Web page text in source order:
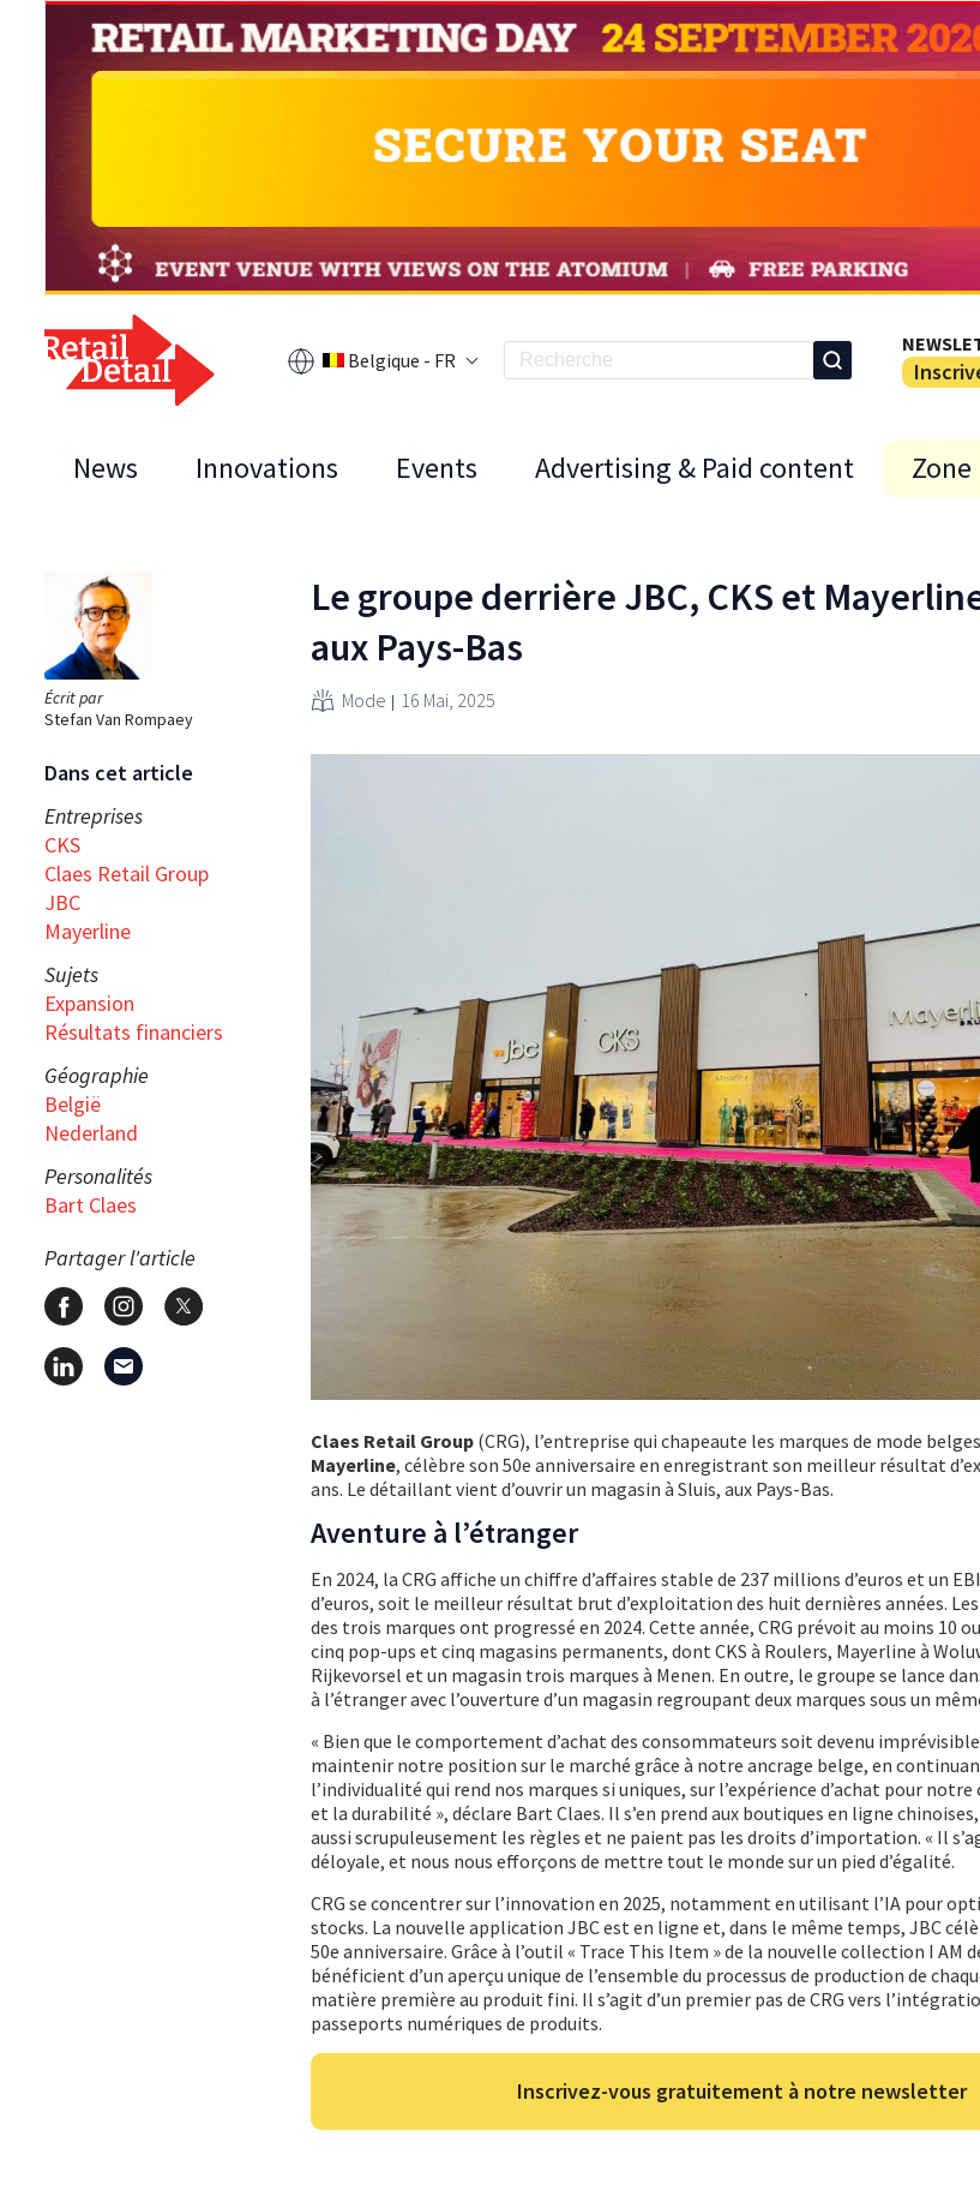
Belgique - FR
News Innovations Events Advertising & Paid content
Écrit par
Stefan Van Rompaey
Dans cet article
Entreprises
CKS
Claes Retail Group
JBC
Mayerline
Sujets
Expansion
Résultats financiers
Géographie
België
Nederland
Personalités
Bart Claes
Partager l'article
Le groupe derrière JBC, CKS et
aux Pays-Bas
Mode 16 Mai, 2025
Claes Retail Group (CRG), l’entreprise qui chapeaute les marques de mode belges
Mayerline, célèbre son 50e anniversaire en enregistrant son meilleur résultat
ans. Le détaillant vient d’ouvrir un magasin à Sluis, aux Pays-Bas.
Aventure à l’étranger
En 2024, la CRG affiche un chiffre d’affaires stable de 237 millions d’euros et un
d’euros, soit le meilleur résultat brut d’exploitation des huit dernières années.
des trois marques ont progressé en 2024. Cette année, CRG prévoit au moins 10
cinq pop-ups et cinq magasins permanents, dont CKS à Roulers, Mayerline à
Rijkevorsel et un magasin trois marques à Menen. En outre, le groupe se lance
à l’étranger avec l’ouverture d’un magasin regroupant deux marques sous un
« Bien que le comportement d’achat des consommateurs soit devenu
maintenir notre position sur le marché grâce à notre ancrage belge, en
l’individualité qui rend nos marques si uniques, sur l’expérience d’achat pour
et la durabilité », déclare Bart Claes. Il s’en prend aux boutiques en ligne
aussi scrupuleusement les règles et ne paient pas les droits d’importation. « Il
déloyale, et nous nous efforçons de mettre tout le monde sur un pied d’égalité.
CRG se concentrer sur l’innovation en 2025, notamment en utilisant l’IA pour
stocks. La nouvelle application JBC est en ligne et, dans le même temps, JBC
50e anniversaire. Grâce à l’outil « Trace This Item » de la nouvelle collection I AM
bénéficient d’un aperçu unique de l’ensemble du processus de production de
matière première au produit fini. Il s’agit d’un premier pas de CRG vers
passeports numériques de produits.
Inscrivez-vous gratuitement à notre newsletter